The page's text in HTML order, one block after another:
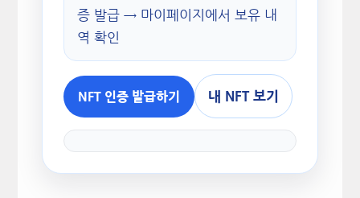
증 발급 → 마이페이지에서 보유 내
역 확인
NFT 인증 발급하기 내 NFT 보기